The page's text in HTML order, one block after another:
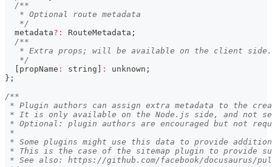
/**
   * Optional route metadata
   */
  metadata
? : RouteMetadata ;
/**
   * Extra props; will be available on the client side.
   */
propName : string : unknown ;
} ;
/**
* Plugin authors can assign extra metadata to the
* It is only available on the Node.js side, and not
* Optional: plugin authors are encouraged but not
*
* Some plugins might use this data to provide
* This is the case of the sitemap plugin to provide
* See also: https://github.com/facebook/docusaurus/